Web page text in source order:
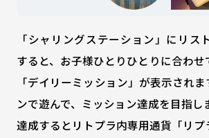
「シャリングステーション」にリス
すると、お子様ひとりひとりに合わせ
「デイリーミッション」が表示され
ンで遊んで、ミッション達成を目指し
達成するとリトプラ内専用通貨「リプ